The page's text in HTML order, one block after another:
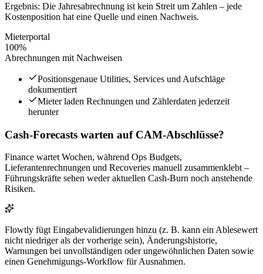
Ergebnis: Die Jahresabrechnung ist kein Streit um Zahlen – jede
Kostenposition hat eine Quelle und einen Nachweis.
Mieterportal
100%
Abrechnungen mit Nachweisen
Positionsgenaue Utilities, Services und Aufschläge
dokumentiert
Mieter laden Rechnungen und Zählerdaten jederzeit
herunter
Cash-Forecasts warten auf CAM-Abschlüsse?
Finance wartet Wochen, während Ops Budgets,
Lieferantenrechnungen und Recoveries manuell zusammenklebt –
Führungskräfte sehen weder aktuellen Cash-Burn noch anstehende
Risiken.
Flowtly fügt Eingabevalidierungen hinzu (z. B. kann ein Ablesewert
nicht niedriger als der vorherige sein), Änderungshistorie,
Warnungen bei unvollständigen oder ungewöhnlichen Daten sowie
einen Genehmigungs-Workflow für Ausnahmen.